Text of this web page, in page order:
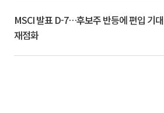
MSCI 발표 D-7…후보주 반등에 편입 기대
재점화